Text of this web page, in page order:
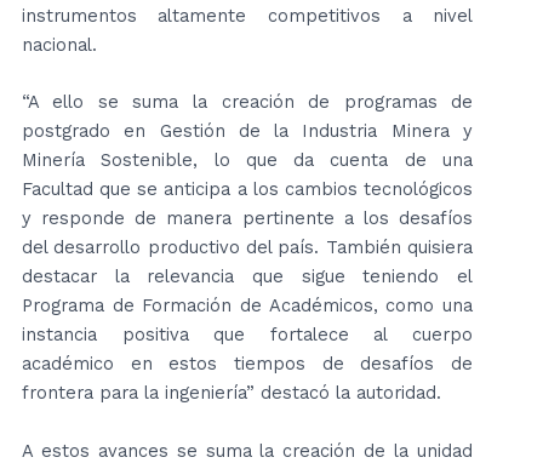
instrumentos altamente competitivos a nivel
nacional.
“A ello se suma la creación de programas de
postgrado en Gestión de la Industria Minera y
Minería Sostenible, lo que da cuenta de una
Facultad que se anticipa a los cambios tecnológicos
y responde de manera pertinente a los desafíos
del desarrollo productivo del país. También quisiera
destacar la relevancia que sigue teniendo el
Programa de Formación de Académicos, como una
instancia positiva que fortalece al cuerpo
académico en estos tiempos de desafíos de
frontera para la ingeniería” destacó la autoridad.
A estos avances se suma la creación de la unidad